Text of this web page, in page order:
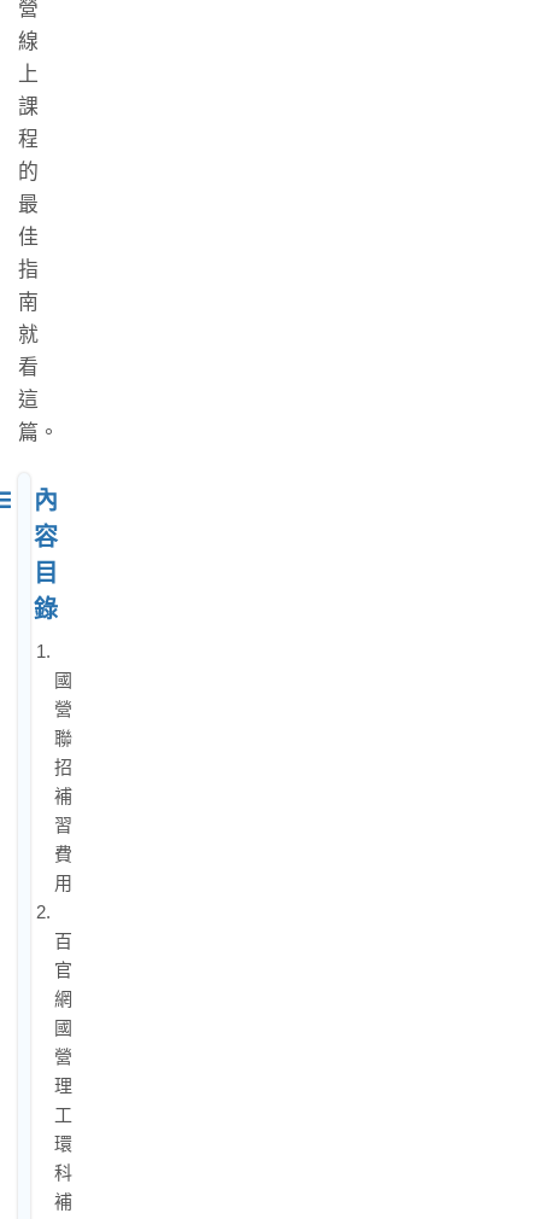
營
線
上
課
程
的
最
佳
指
南
就
看
這
篇。
內
容
目
錄
1.
國
營
聯
招
補
習
費
用
2.
百
官
網
國
營
理
工
環
科
補